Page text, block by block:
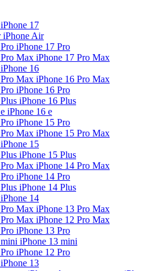
iPhone 17
iPhone Air
iPhone 17 Pro
iPhone 17 Pro Max
iPhone 16
iPhone 16 Pro Max
iPhone 16 Pro
iPhone 16 Plus
iPhone 16 e
iPhone 15 Pro
iPhone 15 Pro Max
iPhone 15
iPhone 15 Plus
iPhone 14 Pro Max
iPhone 14 Pro
iPhone 14 Plus
iPhone 14
iPhone 13 Pro Max
iPhone 12 Pro Max
iPhone 13 Pro
iPhone 13 mini
iPhone 12 Pro
iPhone 13